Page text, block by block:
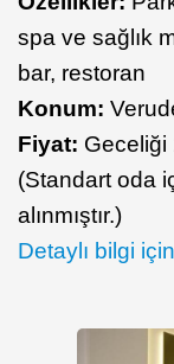
spa ve sağlık
bar, restoran
Konum:
Fiyat: Geceliği
(Standart oda
alınmıştır.)
Detaylı bilgi